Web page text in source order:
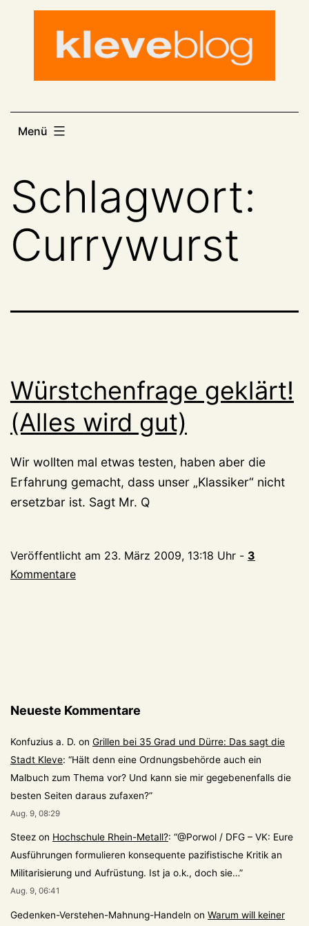
Menü
Schlagwort:
Currywurst
Würstchenfrage geklärt!
(Alles wird gut)
Wir wollten mal etwas testen, haben aber die
Erfahrung gemacht, dass unser „Klassiker“ nicht
ersetzbar ist. Sagt Mr. Q
Veröffentlicht am 23. März 2009, 13:18 Uhr - 3
Kommentare
Neueste Kommentare
Konfuzius a. D. on Grillen bei 35 Grad und Dürre: Das sagt die
Stadt Kleve: “Hält denn eine Ordnungsbehörde auch ein
Malbuch zum Thema vor? Und kann sie mir gegebenenfalls die
besten Seiten daraus zufaxen?”
Aug. 9, 08:29
Steez on Hochschule Rhein-Metall?: “@Porwol / DFG – VK: Eure
Ausführungen formulieren konsequente pazifistische Kritik an
Militarisierung und Aufrüstung. Ist ja o.k., doch sie…”
Aug. 9, 06:41
Gedenken-Verstehen-Mahnung-Handeln on Warum will keiner